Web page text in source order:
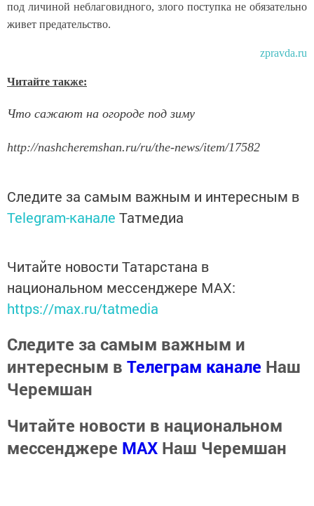
под личиной неблаговидного, злого поступка не обязательно
живет предательство.
zpravda.ru
Читайте также:
Что сажают на огороде под зиму
http://nashcheremshan.ru/ru/the-news/item/17582
Следите за самым важным и интересным в
Telegram-канале Татмедиа
Читайте новости Татарстана в
национальном мессенджере MАХ:
https://max.ru/tatmedia
Следите за самым важным и
интересным в Телеграм канале Наш
Черемшан
Читайте новости в национальном
мессенджере MАХ Наш Черемшан